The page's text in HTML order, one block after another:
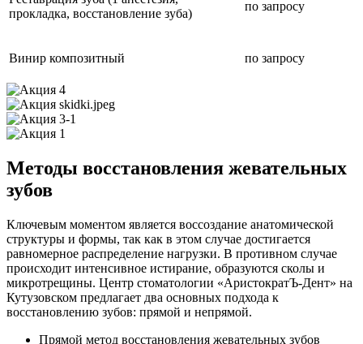
прокладка, восстановление зуба)
по запросу
Винир композитный по запросу
Методы восстановления жевательных
зубов
Ключевым моментом является воссоздание анатомической
структуры и формы, так как в этом случае достигается
равномерное распределение нагрузки. В противном случае
происходит интенсивное истирание, образуются сколы и
микротрещины. Центр стоматологии «АристократЪ-Дент» на
Кутузовском предлагает два основных подхода к
восстановлению зубов: прямой и непрямой.
Прямой метод восстановления жевательных зубов